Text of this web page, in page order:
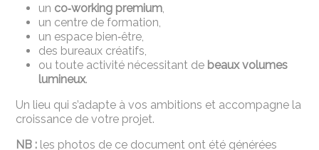
un co‑working premium
un centre de formation,
un espace bien‑être,
des bureaux créatifs,
ou toute activité nécessitant de beaux volumes
lumineux.
Un lieu qui s’adapte à vos ambitions et accompagne la
croissance de votre projet.
NB : les photos de ce document ont été générées